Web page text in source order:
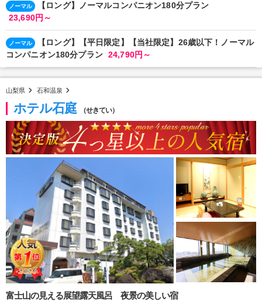
ノーマル
【ロング】ノーマルコンパニオン180分プラン
23,690円～
ノーマル
【ロング】【平日限定】【当社限定】26歳以下！ノーマル
コンパニオン180分プラン 24,790円～
山梨県 石和温泉
ホテル石庭 （せきてい）
富士山の見える展望露天風呂 夜景の美しい宿